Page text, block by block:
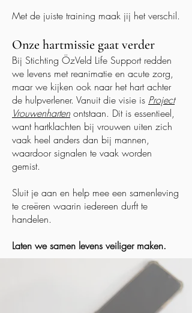
Met de juiste training maak jij het verschil.
Onze hartmissie gaat verder
Bij Stichting ÖzVeld Life Support redden
we levens met reanimatie en acute zorg,
maar we kijken ook naar het hart achter
de hulpverlener. Vanuit die visie is Project
Vrouwenharten ontstaan. Dit is essentieel,
want hartklachten bij vrouwen uiten zich
vaak heel anders dan bij mannen,
waardoor signalen te vaak worden
gemist.
Sluit je aan en help mee een samenleving
te creëren waarin iedereen durft te
handelen.
Laten we samen levens veiliger maken.